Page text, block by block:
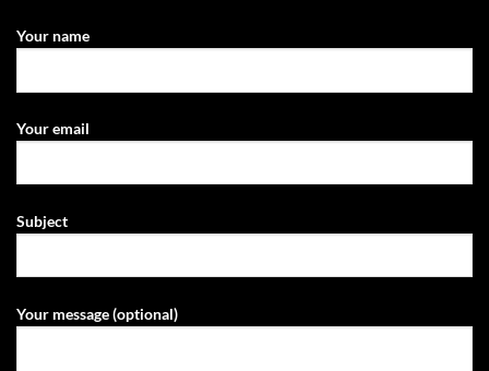
Your name
Your email
Subject
Your message (optional)